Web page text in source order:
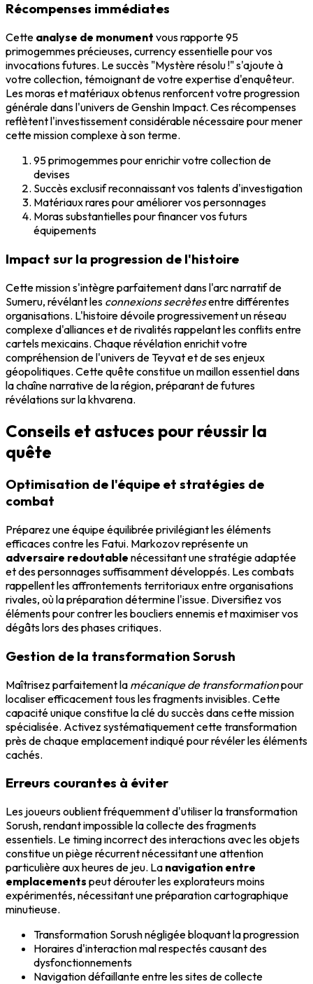
Récompenses immédiates
Cette analyse de monument vous rapporte 95
primogemmes précieuses, currency essentielle pour vos
invocations futures. Le succès "Mystère résolu !" s'ajoute à
votre collection, témoignant de votre expertise d'enquêteur.
Les moras et matériaux obtenus renforcent votre progression
générale dans l'univers de Genshin Impact. Ces récompenses
reflètent l'investissement considérable nécessaire pour mener
cette mission complexe à son terme.
95 primogemmes pour enrichir votre collection de
devises
Succès exclusif reconnaissant vos talents d'investigation
Matériaux rares pour améliorer vos personnages
Moras substantielles pour financer vos futurs
équipements
Impact sur la progression de l'histoire
Cette mission s'intègre parfaitement dans l'arc narratif de
Sumeru, révélant les connexions secrètesentre différentes
organisations. L'histoire dévoile progressivement un réseau
complexe d'alliances et de rivalités rappelant les conflits entre
cartels mexicains. Chaque révélation enrichit votre
compréhension de l'univers de Teyvat et de ses enjeux
géopolitiques. Cette quête constitue un maillon essentiel dans
la chaîne narrative de la région, préparant de futures
révélations sur la khvarena.
Conseils et astuces pour réussir la
quête
Optimisation de l'équipe et stratégies de
combat
Préparez une équipe équilibrée privilégiant les éléments
efficaces contre les Fatui. Markozov représente un
adversaire redoutable nécessitant une stratégie adaptée
et des personnages suffisamment développés. Les combats
rappellent les affrontements territoriaux entre organisations
rivales, où la préparation détermine l'issue. Diversifiez vos
éléments pour contrer les boucliers ennemis et maximiser vos
dégâts lors des phases critiques.
Gestion de la transformation Sorush
Maîtrisez parfaitement la mécanique de transformationpour
localiser efficacement tous les fragments invisibles. Cette
capacité unique constitue la clé du succès dans cette mission
spécialisée. Activez systématiquement cette transformation
près de chaque emplacement indiqué pour révéler les éléments
cachés.
Erreurs courantes à éviter
Les joueurs oublient fréquemment d'utiliser la transformation
Sorush, rendant impossible la collecte des fragments
essentiels. Le timing incorrect des interactions avec les objets
constitue un piège récurrent nécessitant une attention
particulière aux heures de jeu. La navigation entre
emplacements peut dérouter les explorateurs moins
expérimentés, nécessitant une préparation cartographique
minutieuse.
Transformation Sorush négligée bloquant la progression
Horaires d'interaction mal respectés causant des
dysfonctionnements
Navigation défaillante entre les sites de collecte